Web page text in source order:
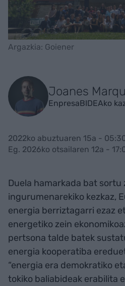
Argazkia: Goiener
Joanes
EnpresaBIDEAko
2022ko abuztuaren 15a -
Eg. 2026ko otsailaren 12a -
Duela hamarkada bat sortu
ingurumenarekiko kezkaz,
energia berriztagarri ezaz
energetiko zein
pertsona talde batek
energia kooperatiba
“energia era demokratiko
tokiko baliabideak erabilita